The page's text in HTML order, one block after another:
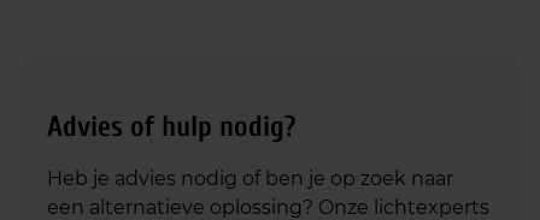
Advies of hulp nodig?
Heb je advies nodig of ben je op zoek naar
een alternatieve oplossing? Onze lichtexperts